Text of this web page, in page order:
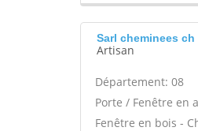
Sarl cheminees
Artisan
Département: 08
Porte / Fenêtre en
Fenêtre en bois -